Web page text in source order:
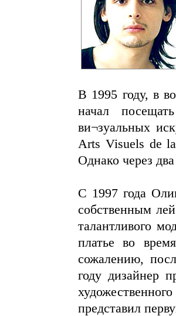
В 1995 году, в
начал
ви¬зуальных
Arts Visuels de
Однако через
С 1997 года
собственным
талантливого
платье во
сожалению,
году дизайнер
представил